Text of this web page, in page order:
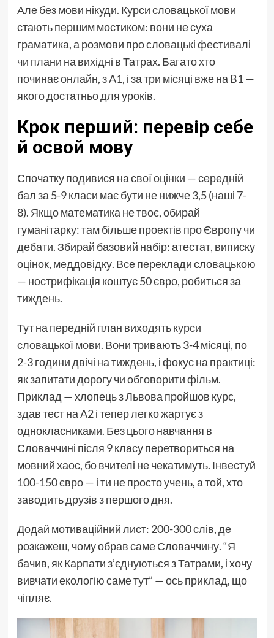
Але без мови нікуди. Курси словацької мови
стають першим мостиком: вони не суха
граматика, а розмови про словацькі фестивалі
чи плани на вихідні в Татрах. Багато хто
починає онлайн, з A1, і за три місяці вже на B1 —
якого достатньо для уроків.
Крок перший: перевір себе
й освой мову
Спочатку подивися на свої оцінки — середній
бал за 5-9 класи має бути не нижче 3,5 (наші 7-
8). Якщо математика не твоє, обирай
гуманітарку: там більше проектів про Європу чи
дебати. Збирай базовий набір: атестат, виписку
оцінок, меддовідку. Все переклади словацькою
— нострифікація коштує 50 євро, робиться за
тиждень.
Тут на передній план виходятькурси
словацької мови. Вони тривають 3-4 місяці, по
2-3 години двічі на тиждень, і фокус на практиці:
як запитати дорогу чи обговорити фільм.
Приклад — хлопець з Львова пройшов курс,
здав тест на A2 і тепер легко жартує з
однокласниками. Без цього навчання в
Словаччині після 9 класу перетвориться на
мовний хаос, бо вчителі не чекатимуть. Інвестуй
100-150 євро — і ти не просто учень, а той, хто
заводить друзів з першого дня.
Додай мотиваційний лист: 200-300 слів, де
розкажеш, чому обрав саме Словаччину. “Я
бачив, як Карпати з’єднуються з Татрами, і хочу
вивчати екологію саме тут” — ось приклад, що
чіпляє.